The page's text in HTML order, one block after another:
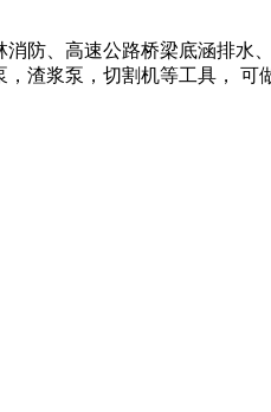
防、高速公路桥梁底涵排水
渣浆泵，切割机等工具， 可